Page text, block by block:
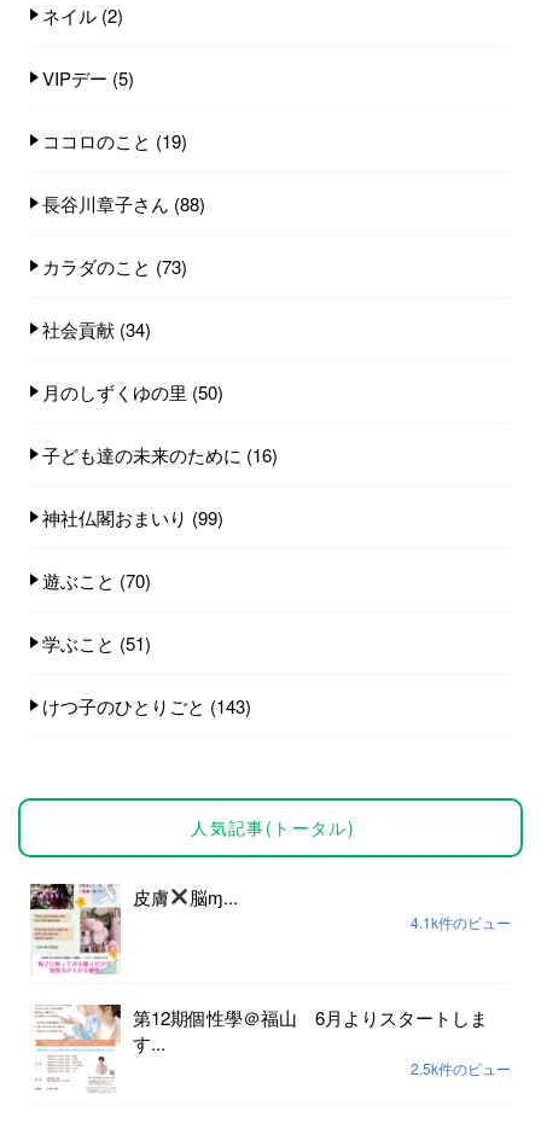
ネイル (2)
VIPデー (5)
ココロのこと (19)
長谷川章子さん (88)
カラダのこと (73)
社会貢献 (34)
月のしずくゆの里 (50)
子ども達の未来のために (16)
神社仏閣おまいり (99)
遊ぶこと (70)
学ぶこと (51)
けつ子のひとりごと (143)
人気記事(トータル)
皮膚 脳ɱ...
4.1k件のビュー
第12期個性學＠福山 6月よりスタートしま
す...
2.5k件のビュー